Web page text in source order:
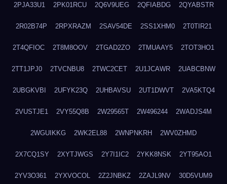
2PJA33U1 2PK01RCU 2Q6V9UEG 2QFIABDG 2QYABSTR
2R02B74P 2RPXRAZM 2SAV54DE 2SS1XHM0 2T0TIR21
2T4QFIOC 2T8M8OOV 2TGAD2ZO 2TMUAAY5 2TOT3HO1
2TT1JPJ0 2TVCNBU8 2TWC2CET 2U1JCAWR 2UABCBNW
2UBGKVBI 2UFYK23Q 2UHBAVSU 2UT1DWVT 2VA5KTQ4
2VUSTJE1 2VY55Q8B 2W29565T 2W496244 2WADJS4M
2WGUIKKG 2WK2EL88 2WNPNKRH 2WV0ZHMD
2X7CQ1SY 2XYTJWGS 2Y7I1IC2 2YKK8NSK 2YT95AO1
2YV3O361 2YXVOCOL 2Z2JNBKZ 2ZAJL9NV 30D5VUM9